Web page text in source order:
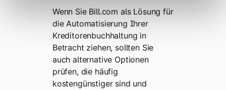
Wenn Sie Bill.com als Lösung für
die Automatisierung Ihrer
Kreditorenbuchhaltung in
Betracht ziehen, sollten Sie
auch alternative Optionen
prüfen, die häufig
kostengünstiger sind und